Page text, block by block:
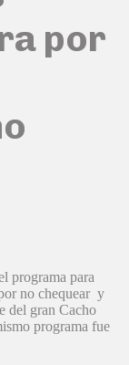
por
programa para
no chequear y
del gran Cacho
programa fue